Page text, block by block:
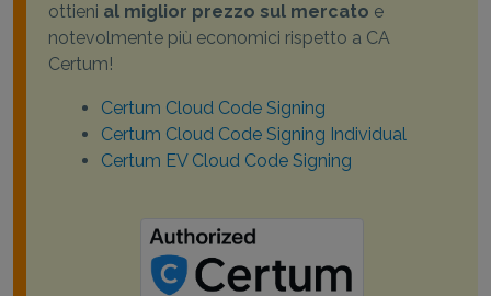
ottieni al miglior prezzo sul mercato e
notevolmente più economici rispetto a CA
Certum!
Certum Cloud Code Signing
Certum Cloud Code Signing Individual
Certum EV Cloud Code Signing